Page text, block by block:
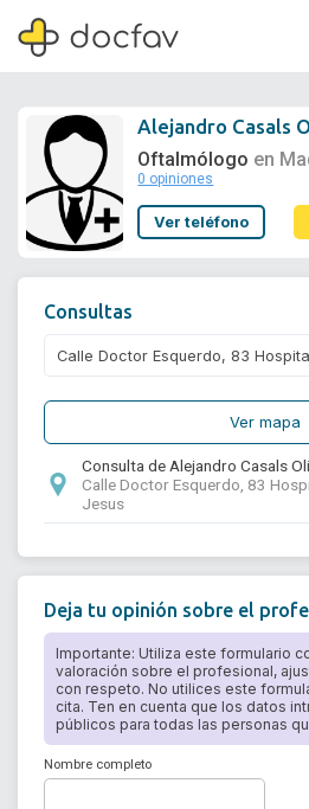
Soporte
Alejandro Casals
Oftalmólogo en
0 opiniones
Ver teléfono
Consultas
Ver mapa
Consulta de Alejandro Casals
Calle Doctor Esquerdo, 83
Jesus
Deja tu opinión sobre el
Importante: Utiliza este formulario
valoración sobre el profesional,
con respeto. No utilices este
cita. Ten en cuenta que los datos
públicos para todas las personas
Nombre completo